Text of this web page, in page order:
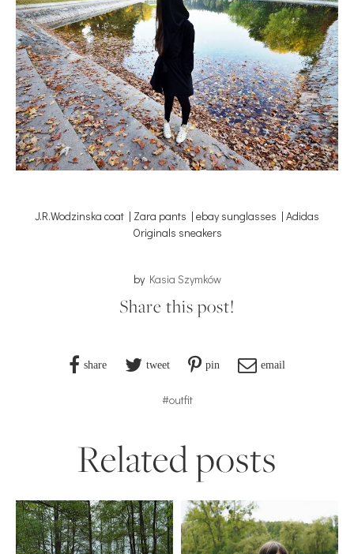
J.R.Wodzinska coat | Zara pants | ebay sunglasses | Adidas
Originals sneakers
by Kasia Szymków
Share this post!
share tweet pin email
#outfit
Related posts